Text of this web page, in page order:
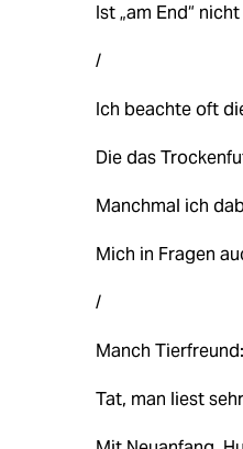
Ist „am End“
/
Ich beachte oft
Die das
Manchmal ich
Mich in Fragen
/
Manch
Tat, man liest